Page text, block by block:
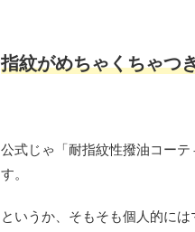
指紋がめちゃくちゃつ
公式じゃ「耐指紋性撥油コー
す。
というか、そもそも個人的に